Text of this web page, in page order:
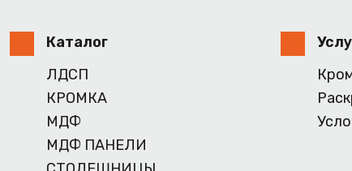
Каталог
ЛДСП
КРОМКА
МДФ
МДФ ПАНЕЛИ